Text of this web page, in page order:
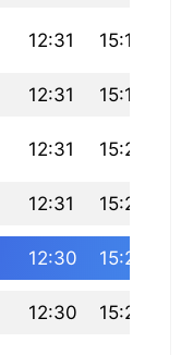
12:31 15:19
12:31 15:19
12:31 15:20
12:31 15:20
12:30 15:21
12:30 15:22